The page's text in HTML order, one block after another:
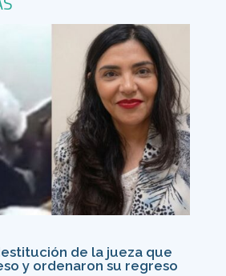
de la jueza que
y ordenaron su regreso